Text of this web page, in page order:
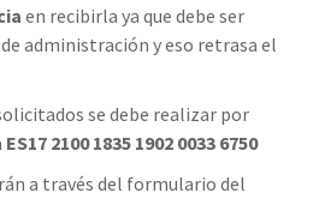
en recibirla ya que debe ser
administración y eso retrasa el
se debe realizar por
ES17 2100 1835 1902 0033 6750
a través del formulario del